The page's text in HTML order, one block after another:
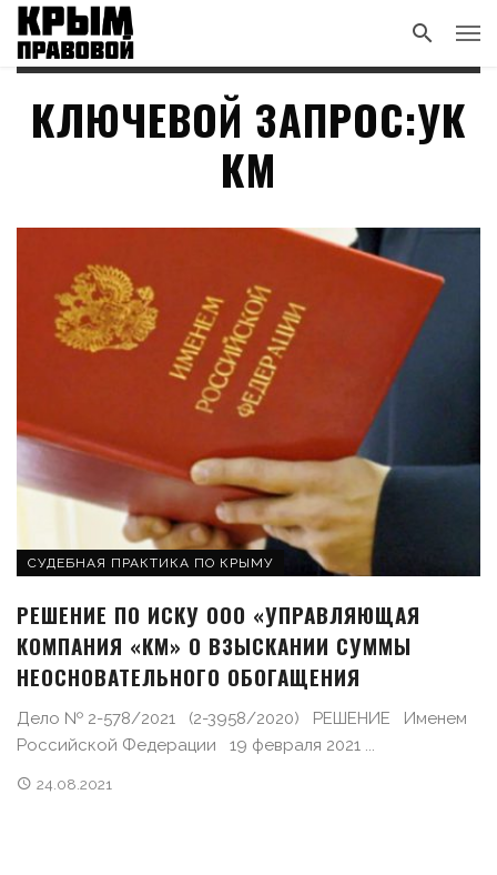
КЛЮЧЕВОЙ ЗАПРОС:УК
КМ
СУДЕБНАЯ ПРАКТИКА ПО КРЫМУ
РЕШЕНИЕ ПО ИСКУ ООО «УПРАВЛЯЮЩАЯ
КОМПАНИЯ «КМ» О ВЗЫСКАНИИ СУММЫ
НЕОСНОВАТЕЛЬНОГО ОБОГАЩЕНИЯ
Дело № 2-578/2021 (2-3958/2020) РЕШЕНИЕ Именем
Российской Федерации 19 февраля 2021 ...
24.08.2021